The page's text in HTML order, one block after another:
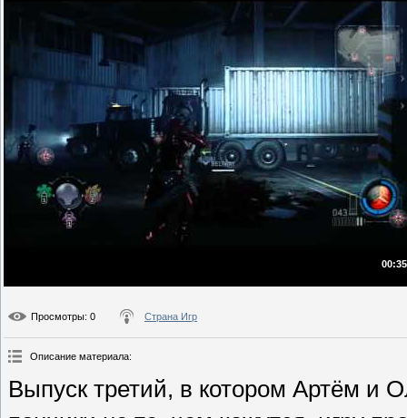
Просмотры: 0 Страна Игр
Описание материала:
Выпуск третий, в котором Артём и